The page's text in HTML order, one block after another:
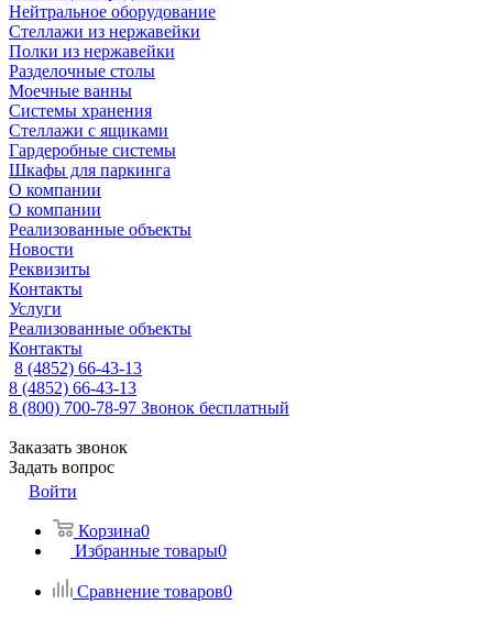
Нейтральное оборудование
Стеллажи из нержавейки
Полки из нержавейки
Разделочные столы
Моечные ванны
Системы хранения
Стеллажи с ящиками
Гардеробные системы
Шкафы для паркинга
О компании
О компании
Реализованные объекты
Новости
Реквизиты
Контакты
Услуги
Реализованные объекты
Контакты
8 (4852) 66-43-13
8 (4852) 66-43-13
8 (800) 700-78-97 Звонок бесплатный
Заказать звонок
Задать вопрос
Войти
Корзина0
Избранные товары0
Сравнение товаров0